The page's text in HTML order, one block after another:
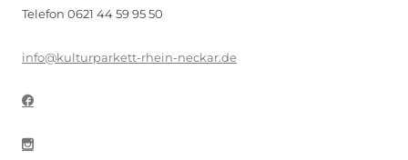
Telefon 0621 44 59 95 50
info@kulturparkett-rhein-neckar.de